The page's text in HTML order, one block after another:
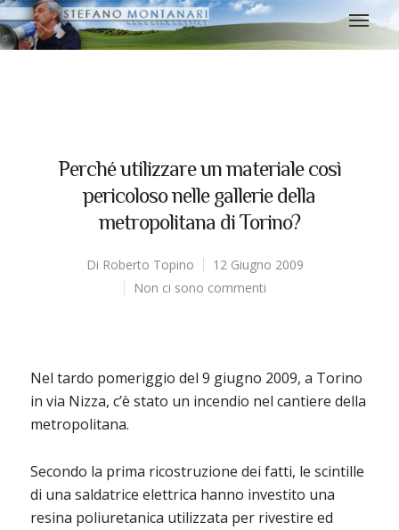
Perché utilizzare un materiale così
pericoloso nelle gallerie della
metropolitana di Torino?
Di Roberto Topino
12 Giugno 2009
Non ci sono commenti
Nel tardo pomeriggio del 9 giugno 2009, a Torino
in via Nizza, c’è stato un incendio nel cantiere della
metropolitana.
Secondo la prima ricostruzione dei fatti, le scintille
di una saldatrice elettrica hanno investito una
resina poliuretanica utilizzata per rivestire ed